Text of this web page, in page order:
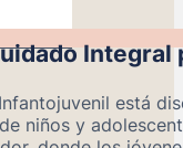
está
niños y